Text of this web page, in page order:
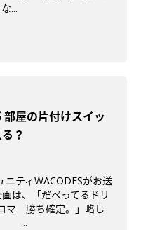
...
屋の片付けスイッ
？
ニティWACODESがお送
は、「だべってるドリ
マ 勝ち確定。」略し
...